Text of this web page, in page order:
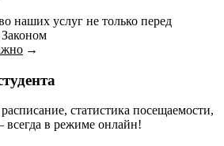
наших услуг не только перед
статистика посещаемости,
всегда в режиме онлайн!